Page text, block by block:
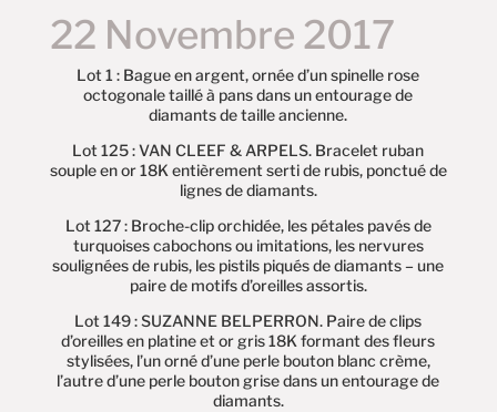
22 Novembre 2017
Lot 1 : Bague en argent, ornée d’un spinelle rose
octogonale taillé à pans dans un entourage de
diamants de taille ancienne.
Lot 125 : VAN CLEEF & ARPELS. Bracelet ruban
souple en or 18K entièrement serti de rubis, ponctué de
lignes de diamants.
Lot 127 : Broche-clip orchidée, les pétales pavés de
turquoises cabochons ou imitations, les nervures
soulignées de rubis, les pistils piqués de diamants – une
paire de motifs d’oreilles assortis.
Lot 149 : SUZANNE BELPERRON. Paire de clips
d’oreilles en platine et or gris 18K formant des fleurs
stylisées, l’un orné d’une perle bouton blanc crème,
l’autre d’une perle bouton grise dans un entourage de
diamants.